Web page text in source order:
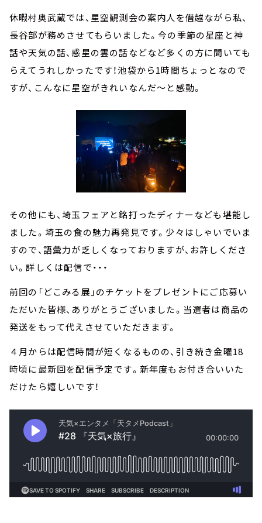
休暇村奥武蔵では、星空観測会の案内人を僭越ながら私、
長谷部が務めさせてもらいました。今の季節の星座と神
話や天気の話、惑星の雲の話などなど多くの方に聞いても
らえてうれしかったです！池袋から1時間ちょっとなので
すが、こんなに星空がきれいなんだ～と感動。
その他にも、埼玉フェアと銘打ったディナーなども堪能し
ました。埼玉の食の魅力再発見です。少々はしゃいでいま
すので、語彙力が乏しくなっておりますが、お許しくださ
い。詳しくは配信で・・・
前回の「どこみる展」のチケットをプレゼントにご応募い
ただいた皆様、ありがとうございました。当選者は商品の
発送をもって代えさせていただきます。
４月からは配信時間が短くなるものの、引き続き金曜18
時頃に最新回を配信予定です。新年度もお付き合いいた
だけたら嬉しいです！